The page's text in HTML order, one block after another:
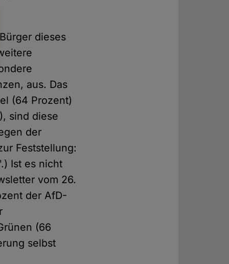
dieses
aus. Das
(64 Prozent)
sind diese
der
Feststellung:
Ist es nicht
vom 26.
der AfD-
(66
selbst